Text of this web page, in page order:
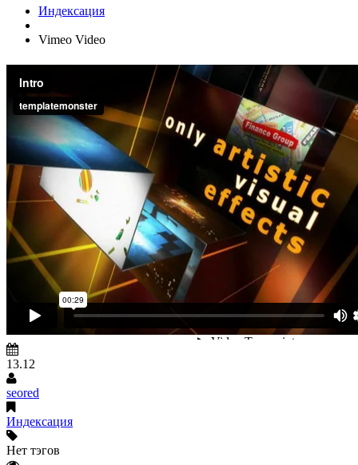
Индексация
Vimeo Video
13.12
seored
Индексация
Нет тэгов